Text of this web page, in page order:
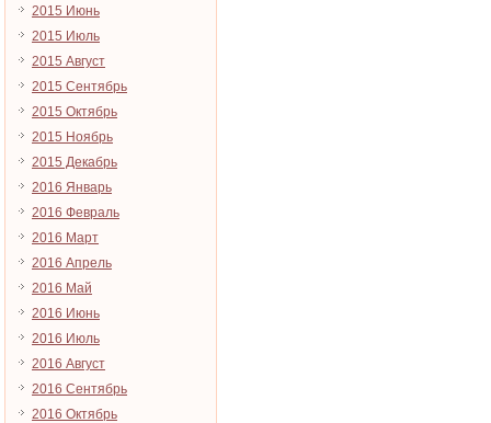
2015 Июнь
2015 Июль
2015 Август
2015 Сентябрь
2015 Октябрь
2015 Ноябрь
2015 Декабрь
2016 Январь
2016 Февраль
2016 Март
2016 Апрель
2016 Май
2016 Июнь
2016 Июль
2016 Август
2016 Сентябрь
2016 Октябрь